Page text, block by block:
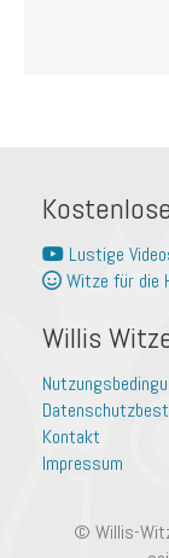
Lustige
Witze für die
Willis
Kontakt
Impressum
© Willis-